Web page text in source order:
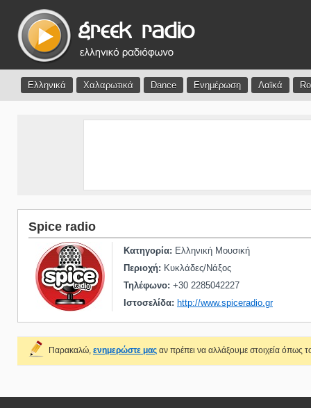
Ελληνικά Χαλαρωτικά Dance Ενημέρωση Λαϊκά
Spice radio
Κατηγορία: Ελληνική Μουσική
Περιοχή: Κυκλάδες/Νάξος
Τηλέφωνο: +30 2285042227
Ιστοσελίδα: http://www.spiceradio.gr
Παρακαλώ, ενημερώστε μας αν πρέπει να αλλάξουμε στοιχεία όπως